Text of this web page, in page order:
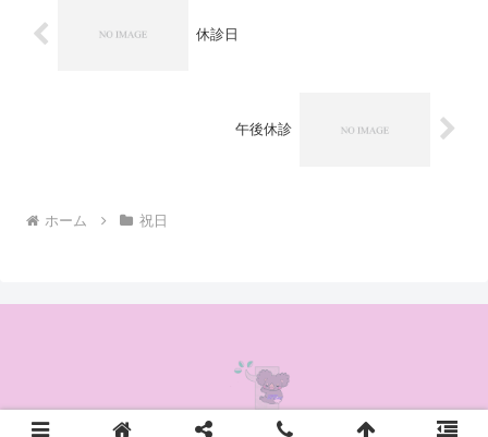
休診日
午後休診
ホーム 祝日
© 2020 かんの耳鼻咽喉科クリニック.